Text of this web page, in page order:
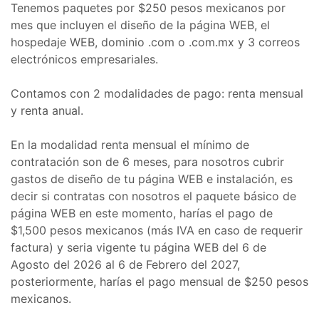
Tenemos paquetes por $250 pesos mexicanos por
mes que incluyen el diseño de la página WEB, el
hospedaje WEB, dominio .com o .com.mx y 3 correos
electrónicos empresariales.
Contamos con 2 modalidades de pago: renta mensual
y renta anual.
En la modalidad renta mensual el mínimo de
contratación son de 6 meses, para nosotros cubrir
gastos de diseño de tu página WEB e instalación, es
decir si contratas con nosotros el paquete básico de
página WEB en este momento, harías el pago de
$1,500 pesos mexicanos (más IVA en caso de requerir
factura) y seria vigente tu página WEB del 6 de
Agosto del 2026 al 6 de Febrero del 2027,
posteriormente, harías el pago mensual de $250 pesos
mexicanos.